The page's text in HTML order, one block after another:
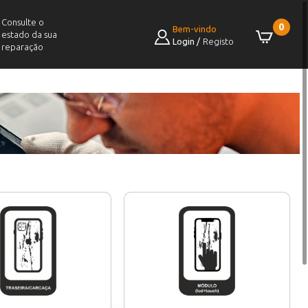
Consulte o
estado da sua
reparação
0
Bem-vindo
Login / Registo